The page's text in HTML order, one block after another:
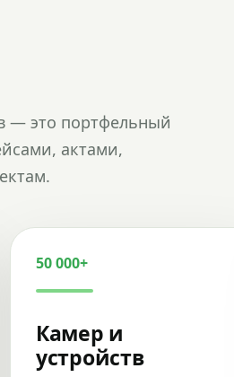
— это портфельный
актами,
50 000+
Камер и
устройств